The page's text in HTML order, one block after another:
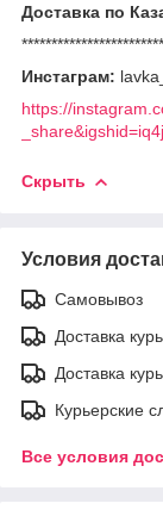
Доставка по
Инстаграм:
https://
Скрыть
Условия
Самовывоз
Доставка
Доставка
Курьерские
Все условия